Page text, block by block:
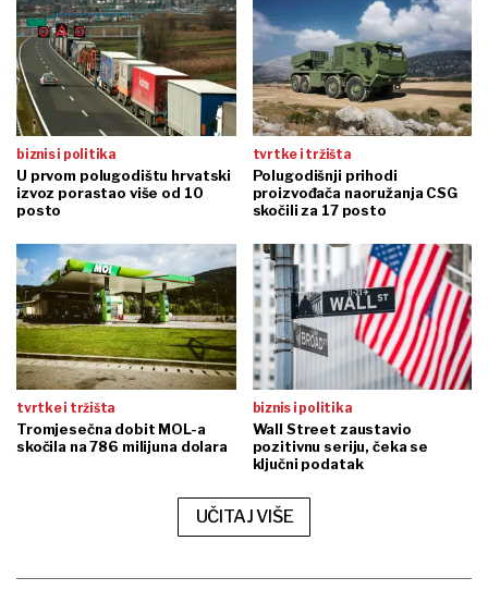
biznis i politika
U prvom polugodištu hrvatski
izvoz porastao više od 10
posto
tvrtke i tržišta
Polugodišnji prihodi
proizvođača naoružanja CSG
skočili za 17 posto
tvrtke i tržišta
Tromjesečna dobit MOL-a
skočila na 786 milijuna dolara
biznis i politika
Wall Street zaustavio
pozitivnu seriju, čeka se
ključni podatak
UČITAJ VIŠE